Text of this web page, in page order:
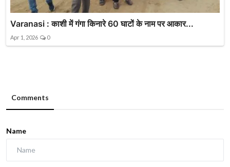
Varanasi : काशी में गंगा किनारे 60 घाटों के नाम पर आकार...
Apr 1, 2026 0
Comments
Name